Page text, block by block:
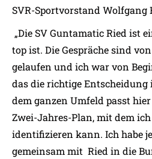
SVR-Sportvorstand Wolfgang
„Die SV Guntamatic Ried ist
top ist. Die Gespräche sind
gelaufen und ich war von
das die richtige Entscheidung
dem ganzen Umfeld passt
Zwei-Jahres-Plan, mit dem
identifizieren kann. Ich habe
gemeinsam mit Ried in die